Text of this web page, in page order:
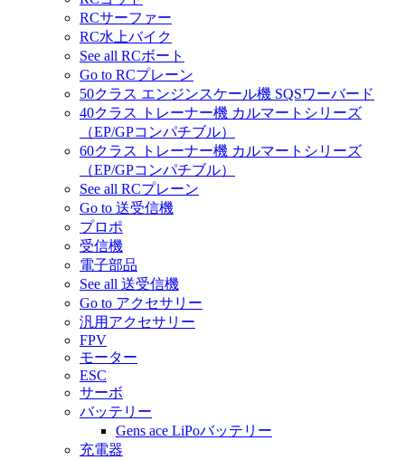
RCサーファー
RC水上バイク
See all RCボート
Go to RCプレーン
50クラス エンジンスケール機 SQSワーバード
40クラス トレーナー機 カルマートシリーズ
（EP/GPコンパチブル）
60クラス トレーナー機 カルマートシリーズ
（EP/GPコンパチブル）
See all RCプレーン
Go to 送受信機
プロポ
受信機
電子部品
See all 送受信機
Go to アクセサリー
汎用アクセサリー
FPV
モーター
ESC
サーボ
バッテリー
Gens ace LiPoバッテリー
充電器